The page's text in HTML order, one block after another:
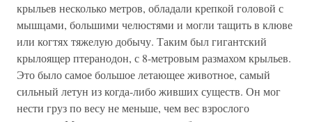
крыльев несколько метров, обладали крепкой головой с
мышцами, большими челюстями и могли тащить в клюве
или когтях тяжелую добычу. Таким был гигантский
крылоящер птеранодон, с 8-метровым размахом крыльев.
Это было самое большое летающее животное, самый
сильный летун из когда-либо живших существ. Он мог
нести груз по весу не меньше, чем вес взрослого